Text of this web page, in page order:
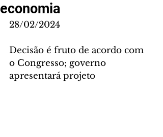
economia
28/02/2024
Decisão é fruto de acordo com
o Congresso; governo
apresentará projeto